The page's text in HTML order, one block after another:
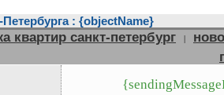
: {objectName}
квартир санкт-петербург |